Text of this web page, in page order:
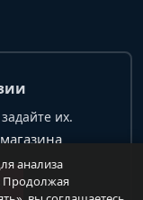
их.
анализа
Продолжая